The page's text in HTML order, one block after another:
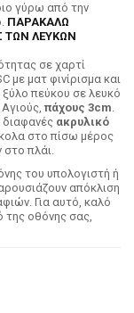
γύρω από την
ΠΑΡΑΚΑΛΩ
ΤΩΝ ΛΕΥΚΩΝ
σε χαρτί
με ματ φινίρισμα και
ξύλο πεύκου σε λευκό
πάχους 3cm.
ακρυλικό
στο πίσω μέρος
στο πλάι.
του υπολογιστή ή
απόκλιση
Για αυτό, καλό
της οθόνης σας,